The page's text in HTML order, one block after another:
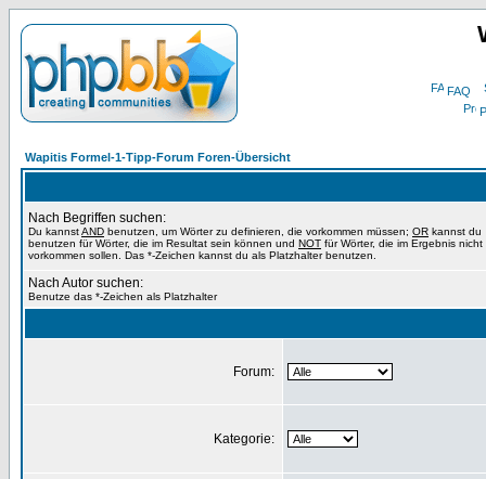
FAQ
Wapitis Formel-1-Tipp-Forum Foren-Übersicht
Nach Begriffen suchen:
Du kannstAND benutzen, um Wörter zu definieren, die vorkommen müssen; OR kannst du
benutzen für Wörter, die im Resultat sein können und NOT für Wörter, die im Ergebnis nicht
vorkommen sollen. Das *-Zeichen kannst du als Platzhalter benutzen.
Nach Autor suchen:
Benutze das *-Zeichen als Platzhalter
Forum:
Kategorie: